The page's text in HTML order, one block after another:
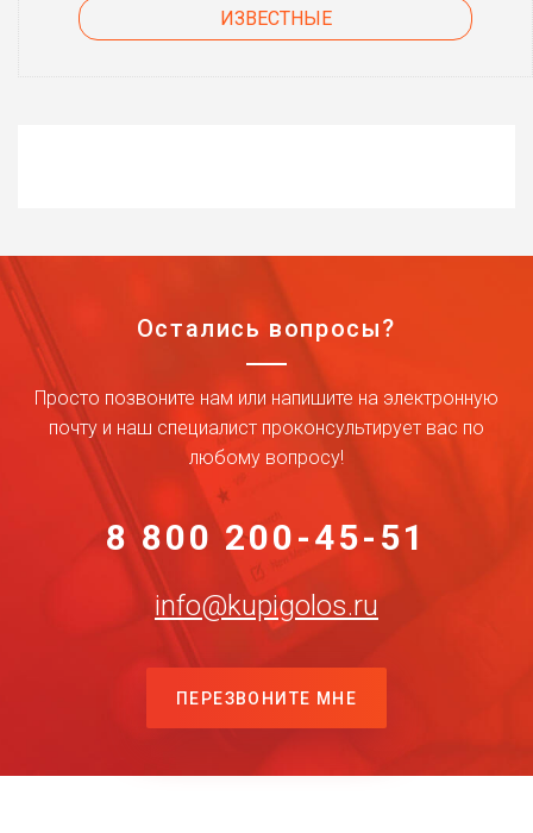
ИЗВЕСТНЫЕ
Остались вопросы?
Просто позвоните нам или напишите на электронную
почту и наш специалист проконсультирует вас по
любому вопросу!
8 800 200-45-51
info@kupigolos.ru
ПЕРЕЗВОНИТЕ МНЕ